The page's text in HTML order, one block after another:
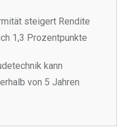
steigert Rendite
1,3 Prozentpunkte
kann
von 5 Jahren